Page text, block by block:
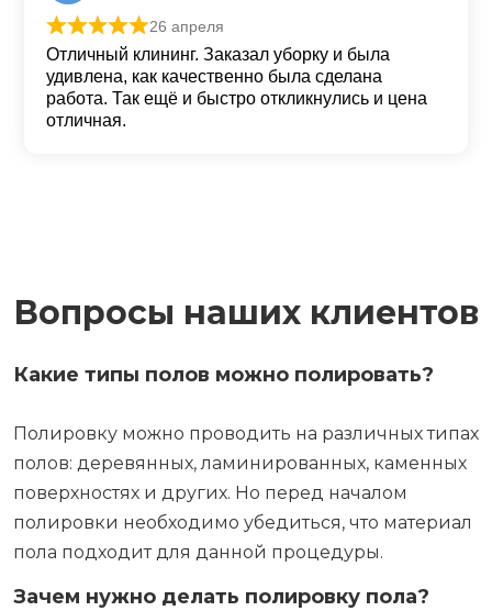
Оценка из 5
26 апреля
Отличный клининг. Заказал уборку и была
удивлена, как качественно была сделана
работа. Так ещё и быстро откликнулись и цена
отличная.
Вопросы наших клиентов
Какие типы полов можно полировать?
Полировку можно проводить на различных типах
полов: деревянных, ламинированных, каменных
поверхностях и других. Но перед началом
полировки необходимо убедиться, что материал
пола подходит для данной процедуры.
Зачем нужно делать полировку пола?